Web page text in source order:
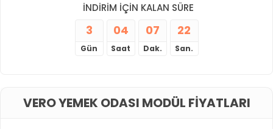
İNDİRİM İÇİN KALAN SÜRE
3
Gün
04
Saat
07
Dak.
21
San.
VERO YEMEK ODASI MODÜL FIYATLARI